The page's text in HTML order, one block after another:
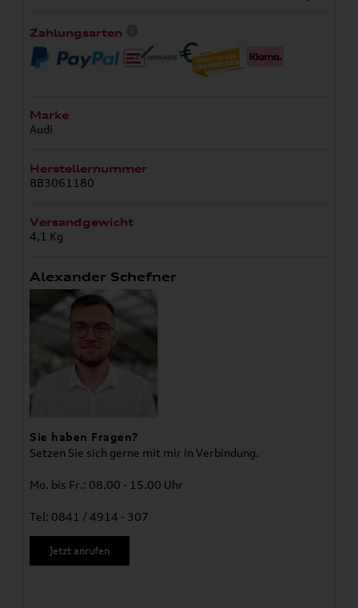
Zahlungsarten
Marke
Audi
Herstellernummer
8B3061180
Versandgewicht
4,1 Kg
Alexander Schefner
Sie haben Fragen?
Setzen Sie sich gerne mit mir in Verbindung.
Mo. bis Fr.: 08.00 - 15.00 Uhr
Tel: 0841 / 4914 - 307
Jetzt anrufen